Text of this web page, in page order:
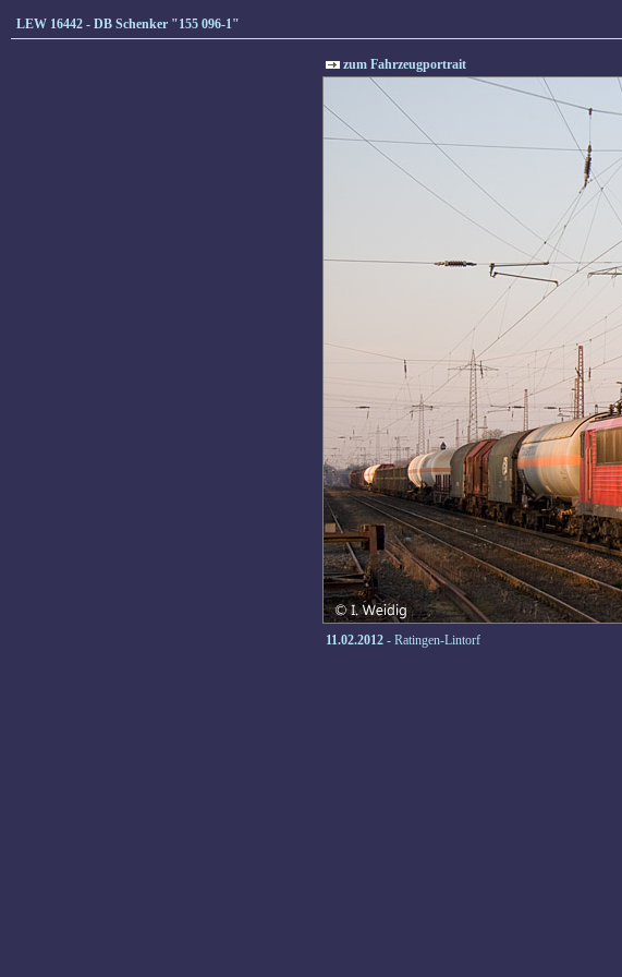
LEW 16442 - DB Schenker "155 096-1"
zum Fahrzeugportrait
11.02.2012 - Ratingen-Lintorf